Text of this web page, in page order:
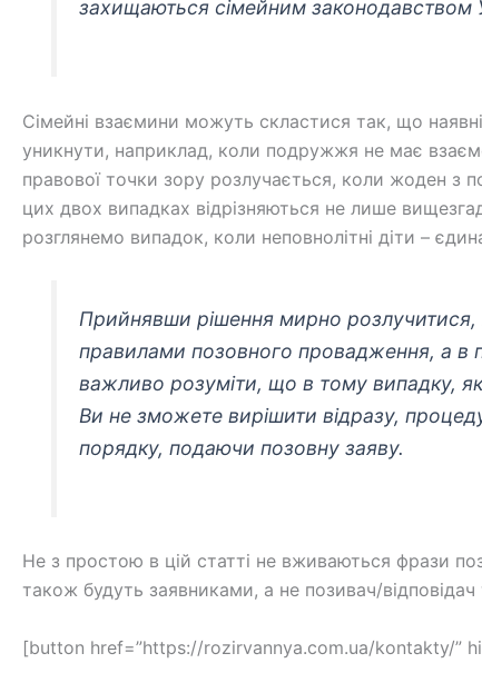
захищаються сімейним законодавством
Сімейні взаємини можуть скластися так, що
уникнути, наприклад, коли подружжя не має
правової точки зору розлучається, коли жоден з
цих двох випадках відрізняються не лише
розглянемо випадок, коли неповнолітні діти –
Прийнявши рішення мирно розлучитися,
правилами позовного провадження, а в
важливо розуміти, що в тому випадку,
Ви не зможете вирішити відразу,
порядку, подаючи позовну заяву.
Не з простою в цій статті не вживаються фрази
також будуть заявниками, а не позивач/
[button href=”https://rozirvannya.com.ua/kontakty/”